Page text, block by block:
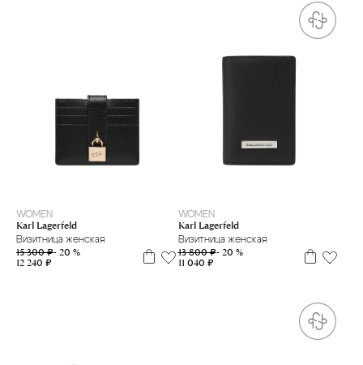
WOMEN
Karl Lagerfeld
Визитница женская
15 300 ₽- 20 %
12 240 ₽
WOMEN
Karl Lagerfeld
Визитница женская
13 800 ₽- 20 %
11 040 ₽